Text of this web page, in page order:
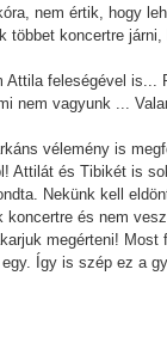
nem értik, hogy
többet koncertre
feleségével
nem vagyunk ...
vélemény is
Attilát és Tibikét is
Nekünk kell
és nem
megérteni! Most
Így is szép ez a